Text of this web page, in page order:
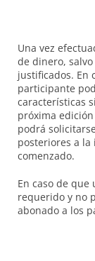
Una vez
de dinero,
justificados. En
participante
características
próxima
podrá
posteriores a
comenzado.
En caso de
requerido y no
abonado a los